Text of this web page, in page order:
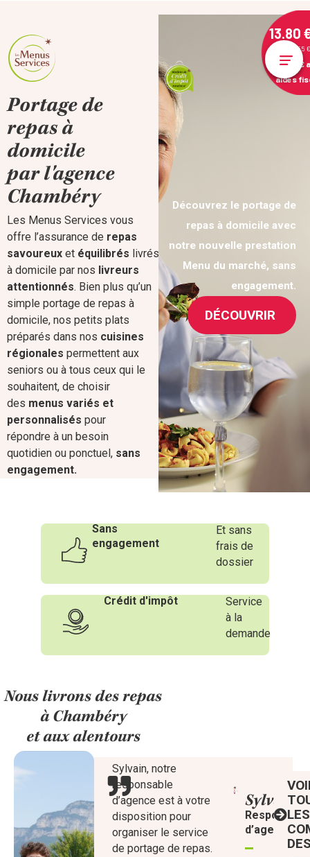
Portage de
repas à
domicile
par l'agence
Chambéry
Les Menus Services vous
offre l’assurance de repas
savoureux et équilibrés livrés
à domicile par nos livreurs
attentionnés. Bien plus qu’un
simple portage de repas à
domicile, nos petits plats
préparés dans nos cuisines
régionales permettent aux
seniors ou à tous ceux qui le
souhaitent, de choisir
des menus variés et
personnalisés pour
répondre à un besoin
quotidien ou ponctuel, sans
engagement.
13.80
(12.55
9.99 €
aides
Découvrez le portage de
repas à domicile avec
notre nouvelle prestation
Menu du marché, sans
engagement.
DÉCOUVRIR
Sans
engagement
Et sans
frais de
dossier
Crédit d'impôt
Service
à la
demande
Nous livrons des repas
à Chambéry
et aux alentours
Sylvain, notre
responsable
d’agence est à votre
disposition pour
organiser le service
de portage de repas.
Sylvain,
d’agence
LES